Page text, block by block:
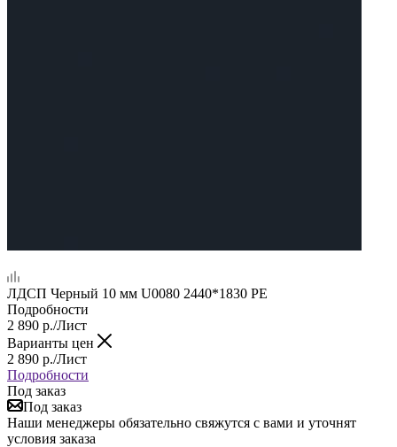
ЛДСП Черный 10 мм U0080 2440*1830 PE
Подробности
2 890 р./Лист
Варианты цен
2 890 р./Лист
Подробности
Под заказ
Под заказ
Наши менеджеры обязательно свяжутся с вами и уточнят
условия заказа